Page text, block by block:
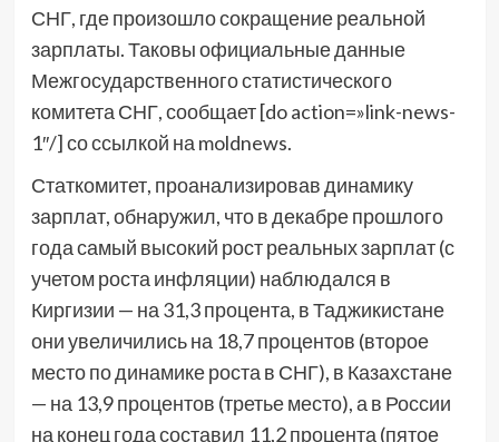
СНГ, где произошло сокращение реальной
зарплаты. Таковы официальные данные
Межгосударственного статистического
комитета СНГ, сообщает [do action=»link-news-
1″/] со ссылкой на moldnews.
Статкомитет, проанализировав динамику
зарплат, обнаружил, что в декабре прошлого
года самый высокий рост реальных зарплат (с
учетом роста инфляции) наблюдался в
Киргизии — на 31,3 процента, в Таджикистане
они увеличились на 18,7 процентов (второе
место по динамике роста в СНГ), в Казахстане
— на 13,9 процентов (третье место), а в России
на конец года составил 11,2 процента (пятое